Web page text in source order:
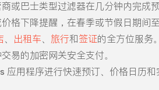
或巴士类型过滤器在几分钟内完成
格下降提醒，在春季或节假日期间至
、 出租车、 旅行和签证的全方位服务。
易的加密网关安全支付。
应用程序进行快速预订、价格日历和